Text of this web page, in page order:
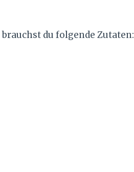
brauchst du folgende Zutaten: